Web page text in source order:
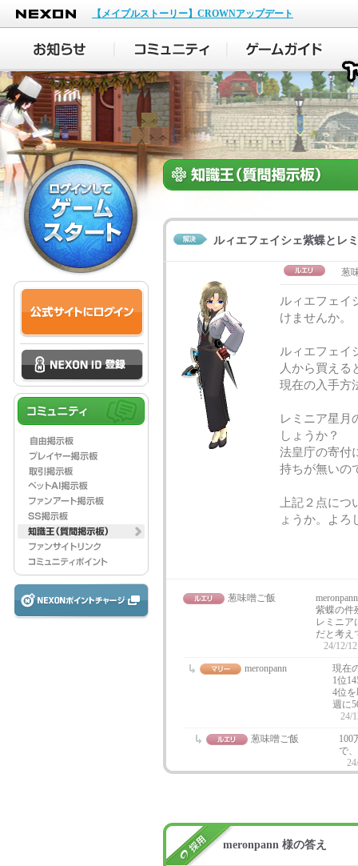
NEXON
【メイプルストーリー】CROWNアップデート
ルィエフェイシェ紫蝶とレ
葱
ルィエフェイ
けませんか。
ルィエフェイ
人から買える
現在の入手方
レミニア星月
しょうか？
法皇庁の寄付
持ちが無いの
上記２点に
ょうか。よろ
葱味噌ご飯
紫蝶の件
レミニア
だと考え
24/12/
meronpann
現在
1位
4位
週に
24/
葱味噌ご飯
100
で
meronpann 様の答え